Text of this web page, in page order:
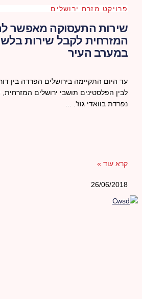
פרויקט מזרח ירושלים
שירות התעסוקה מאפשר
המזרחית לקבל שירות
במערב העיר
עד היום התקיימה בירושלים הפרדה בין
לבין הפלסטינים תושבי ירושלים המזרחית,
נפרדת בוואדי גוז'.
קרא עוד »
26/06/2018